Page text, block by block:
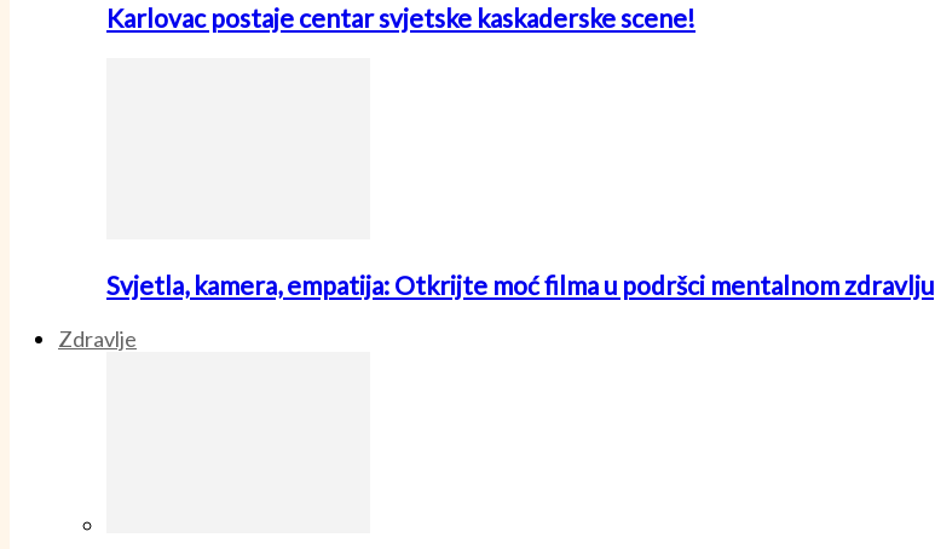
Karlovac postaje centar svjetske kaskaderske scene!
Svjetla, kamera, empatija: Otkrijte moć filma u podršci mentalnom zdravlju
Zdravlje